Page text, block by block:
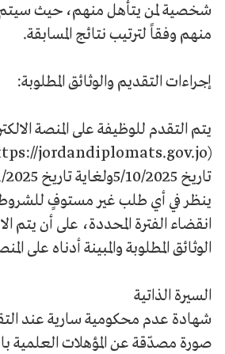
شخصية لمن يتأهل منهم، حيث سيتم
منهم وفقاً لترتيب نتائج المسابقة.
إجراءات التقديم والوثائق المطلوبة:
يتم التقدم للوظيفة على المنصة
ينظر في أي طلب غير مستوفٍ للشروط
انقضاء الفترة المحددة، على أن يتم
الوثائق المطلوبة والمبينة أدناه على
السيرة الذاتية
شهادة عدم محكومية سارية عند
صورة مصدّقة عن المؤهلات العلمية